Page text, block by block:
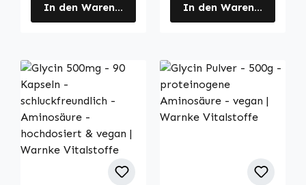
In den Warenkorb In den Warenkorb